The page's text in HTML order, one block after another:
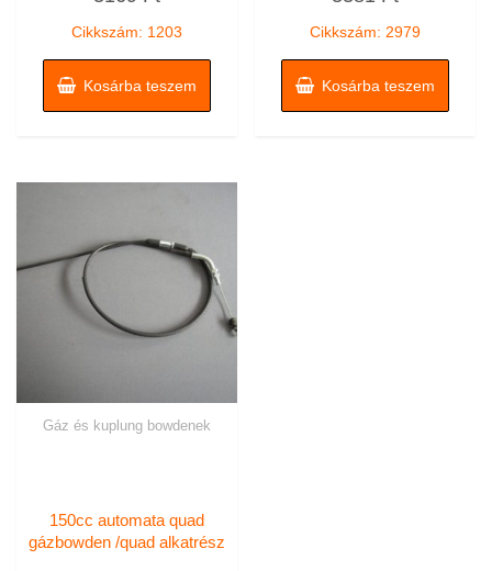
Cikkszám: 1203
Kosárba teszem
Cikkszám: 2979
Kosárba teszem
Gáz és kuplung bowdenek
150cc automata quad
gázbowden /quad alkatrész